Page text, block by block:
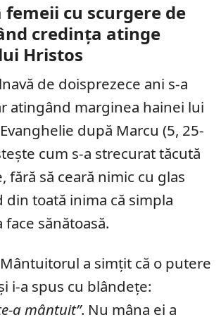
cu scurgere de
credința atinge
Hristos
de doisprezece ani s-a
atingând marginea hainei lui
după Marcu (5, 25-
cum s-a strecurat tăcută
fără să ceară nimic cu glas
din toată inima că simpla
sănătoasă.
Mântuitorul a simțit că o putere
i-a spus cu blândețe:
a mântuit”. Nu mâna ei a